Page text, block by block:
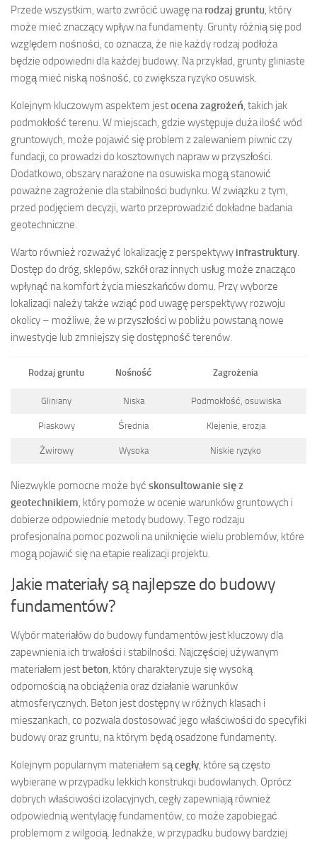
Przede wszystkim, warto zwrócić uwagę na rodzaj gruntu , który
może mieć znaczący wpływ na fundamenty. Grunty różnią się pod
względem nośności, co oznacza, że nie każdy rodzaj podłoża
będzie odpowiedni dla każdej budowy. Na przykład, grunty gliniaste
mogą mieć niską nośność, co zwiększa ryzyko osuwisk.
Kolejnym kluczowym aspektem jestocena zagrożeń , takich jak
podmokłość terenu. W miejscach, gdzie występuje duża ilość wód
gruntowych, może pojawić się problem z zalewaniem piwnic czy
fundacji, co prowadzi do kosztownych napraw w przyszłości.
Dodatkowo, obszary narażone na osuwiska mogą stanowić
poważne zagrożenie dla stabilności budynku. W związku z tym,
przed podjęciem decyzji, warto przeprowadzić dokładne badania
geotechniczne.
Warto również rozważyć lokalizację z perspektywy infrastruktury
Dostęp do dróg, sklepów, szkół oraz innych usług może znacząco
wpłynąć na komfort życia mieszkańców domu. Przy wyborze
lokalizacji należy także wziąć pod uwagę perspektywy rozwoju
okolicy – możliwe, że w przyszłości w pobliżu powstaną nowe
inwestycje lub zmniejszy się dostępność terenów.
Rodzaj gruntu Nośność Zagrożenia
Gliniany Niska Podmokłość, osuwiska
Piaskowy Średnia Klejenie, erozja
Żwirowy Wysoka Niskie ryzyko
Niezwykle pomocne może być skonsultowanie się z
geotechnikiem, który pomoże w ocenie warunków gruntowych i
dobierze odpowiednie metody budowy. Tego rodzaju
profesjonalna pomoc pozwoli na uniknięcie wielu problemów, które
mogą pojawić się na etapie realizacji projektu.
Jakie materiały są najlepsze do budowy
fundamentów?
Wybór materiałów do budowy fundamentów jest kluczowy dla
zapewnienia ich trwałości i stabilności. Najczęściej używanym
materiałem jest beton, który charakteryzuje się wysoką
odpornością na obciążenia oraz działanie warunków
atmosferycznych. Beton jest dostępny w różnych klasach i
mieszankach, co pozwala dostosować jego właściwości do specyfiki
budowy oraz gruntu, na którym będą osadzone fundamenty.
Kolejnym popularnym materiałem sącegły, które są często
wybierane w przypadku lekkich konstrukcji budowlanych. Oprócz
dobrych właściwości izolacyjnych, cegły zapewniają również
odpowiednią wentylację fundamentów, co może zapobiegać
problemom z wilgocią. Jednakże, w przypadku budowy bardziej